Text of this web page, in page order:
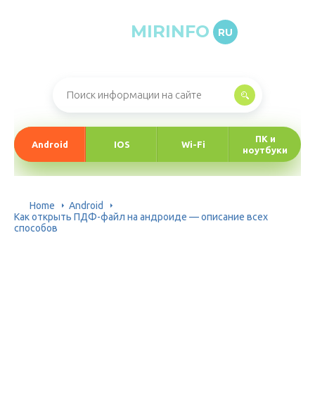
MIRINFO RU
Android IOS Wi-Fi
ПК и
ноутбуки
Home
Android
Как открыть ПДФ-файл на андроиде — описание всех
способов